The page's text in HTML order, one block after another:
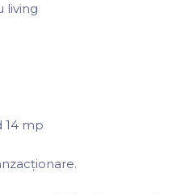
living
14 mp